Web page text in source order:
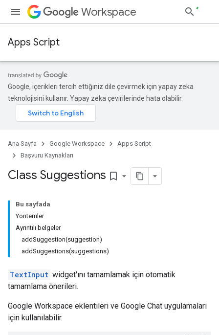
Workspace
Apps Script
Google, içerikleri tercih ettiğiniz dile çevirmek için yapay zeka
teknolojisini kullanır. Yapay zeka çevirilerinde hata olabilir.
Ana Sayfa Google Workspace
Apps Script
Başvuru Kaynakları
Class Suggestions bookmark_border
Bu sayfada
Yöntemler
Ayrıntılı belgeler
addSuggestion(suggestion)
addSuggestions(suggestions)
TextInput widget'ını tamamlamak için otomatik
tamamlama önerileri.
Google Workspace eklentileri ve Google Chat uygulamaları
için kullanılabilir.